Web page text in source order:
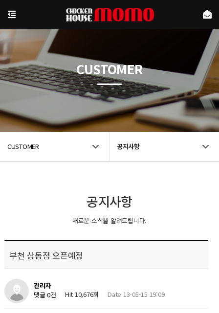
CUSTOMER 공지사항
CUSTOMER
공지사항
새로운 소식을 알려드립니다.
부천 상동점 오픈예정
관리자
댓글 0건
Hit 10,676회 Date 13-05-15 19:09